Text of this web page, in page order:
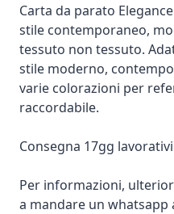
Carta da parato
stile contemporaneo,
tessuto non tessuto.
stile moderno,
varie colorazioni per
raccordabile.
Consegna 17gg lavorativi
Per informazioni,
a mandare un whatsapp